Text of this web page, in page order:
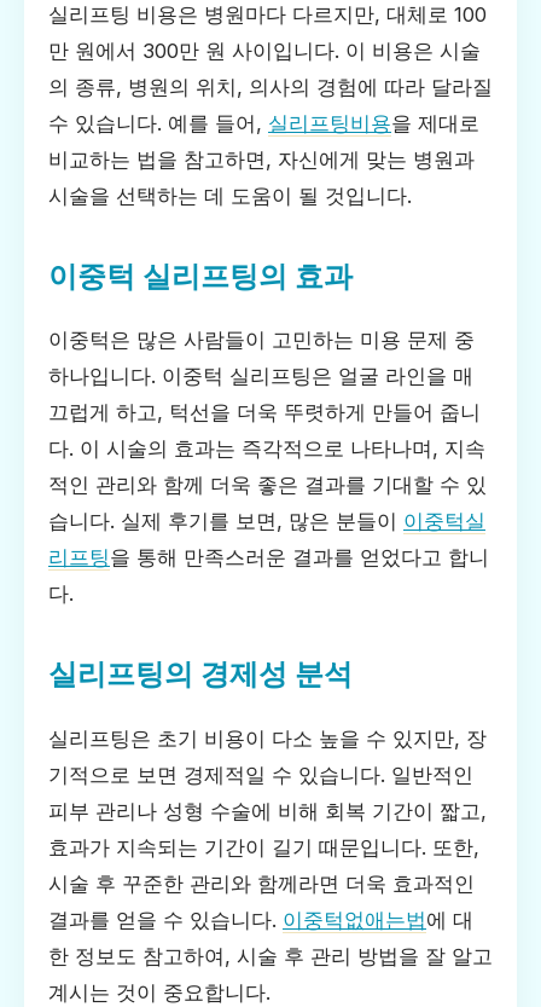
실리프팅 비용은 병원마다 다르지만, 대체로 100
만 원에서 300만 원 사이입니다. 이 비용은 시술
의 종류, 병원의 위치, 의사의 경험에 따라 달라질
수 있습니다. 예를 들어, 실리프팅비용을 제대로
비교하는 법을 참고하면, 자신에게 맞는 병원과
시술을 선택하는 데 도움이 될 것입니다.
이중턱 실리프팅의 효과
이중턱은 많은 사람들이 고민하는 미용 문제 중
하나입니다. 이중턱 실리프팅은 얼굴 라인을 매
끄럽게 하고, 턱선을 더욱 뚜렷하게 만들어 줍니
다. 이 시술의 효과는 즉각적으로 나타나며, 지속
적인 관리와 함께 더욱 좋은 결과를 기대할 수 있
습니다. 실제 후기를 보면, 많은 분들이 이중턱실
리프팅을 통해 만족스러운 결과를 얻었다고 합니
다.
실리프팅의 경제성 분석
실리프팅은 초기 비용이 다소 높을 수 있지만, 장
기적으로 보면 경제적일 수 있습니다. 일반적인
피부 관리나 성형 수술에 비해 회복 기간이 짧고,
효과가 지속되는 기간이 길기 때문입니다. 또한,
시술 후 꾸준한 관리와 함께라면 더욱 효과적인
결과를 얻을 수 있습니다. 이중턱없애는법에 대
한 정보도 참고하여, 시술 후 관리 방법을 잘 알고
계시는 것이 중요합니다.